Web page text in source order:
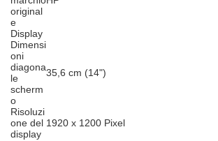
original
e
Display
Dimensi
oni
diagona
le
scherm
o
35,6 cm (14")
Risoluzi
one del
display
1920 x 1200 Pixel